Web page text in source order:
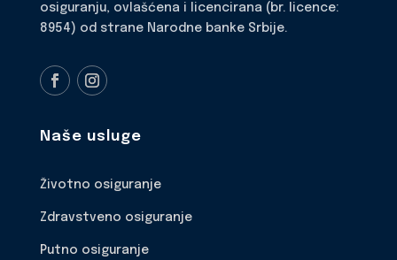
osiguranju, ovlašćena i licencirana (br. licence:
8954) od strane Narodne banke Srbije.
Naše usluge
Životno osiguranje
Zdravstveno osiguranje
Putno osiguranje